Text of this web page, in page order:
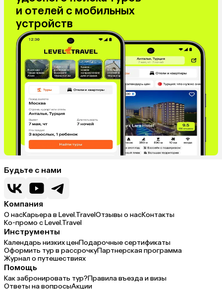
и отелей с мобильных
устройств
Будьте с нами
Компания
О насКарьера в Level.TravelОтзывы о насКонтакты
Ко-промо с Level.Travel
Инструменты
Календарь низких ценПодарочные сертификаты
Оформить тур в рассрочкуПартнерская программа
Журнал о путешествиях
Помощь
Как забронировать тур?Правила въезда и визы
Ответы на вопросыАкции